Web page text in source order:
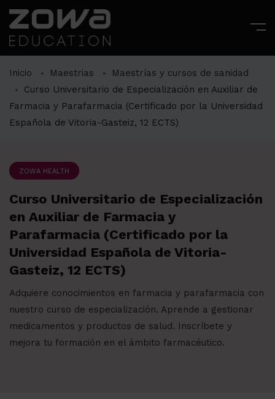
Inicio Maestrias
Maestrías y cursos de sanidad
Curso Universitario de Especialización en Auxiliar de
Farmacia y Parafarmacia (Certificado por la Universidad
Española de Vitoria-Gasteiz, 12 ECTS)
ZOWA HEALTH
Curso Universitario de Especialización
en Auxiliar de Farmacia y
Parafarmacia (Certificado por la
Universidad Española de Vitoria-
Gasteiz, 12 ECTS)
Adquiere conocimientos en farmacia y parafarmacia con
nuestro curso de especialización. Aprende a gestionar
medicamentos y productos de salud. Inscríbete y
mejora tu formación en el ámbito farmacéutico.